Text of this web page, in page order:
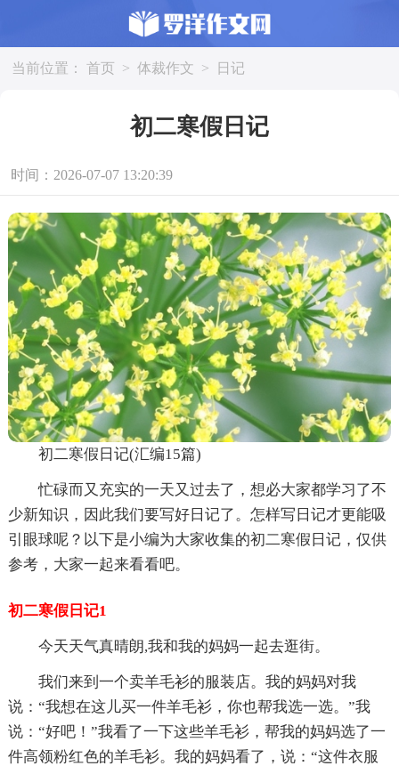
当前位置： 首页 > 体裁作文 > 日记
初二寒假日记
时间：2026-07-07 13:20:39
初二寒假日记(汇编15篇)
忙碌而又充实的一天又过去了，想必大家都学习了不
少新知识，因此我们要写好日记了。怎样写日记才更能吸
引眼球呢？以下是小编为大家收集的初二寒假日记，仅供
参考，大家一起来看看吧。
初二寒假日记1
今天天气真晴朗,我和我的妈妈一起去逛街。
我们来到一个卖羊毛衫的服装店。我的妈妈对我
说：“我想在这儿买一件羊毛衫，你也帮我选一选。”我
说：“好吧！”我看了一下这些羊毛衫，帮我的妈妈选了一
件高领粉红色的羊毛衫。我的妈妈看了，说：“这件衣服